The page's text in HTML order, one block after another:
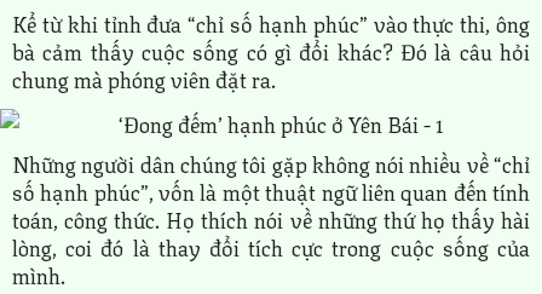
Kể từ khi tỉnh đưa “chỉ số hạnh phúc” vào thực thi, ông
bà cảm thấy cuộc sống có gì đổi khác? Đó là câu hỏi
chung mà phóng viên đặt ra.
Những người dân chúng tôi gặp không nói nhiều về “chỉ
số hạnh phúc”, vốn là một thuật ngữ liên quan đến tính
toán, công thức. Họ thích nói về những thứ họ thấy hài
lòng, coi đó là thay đổi tích cực trong cuộc sống của
mình.